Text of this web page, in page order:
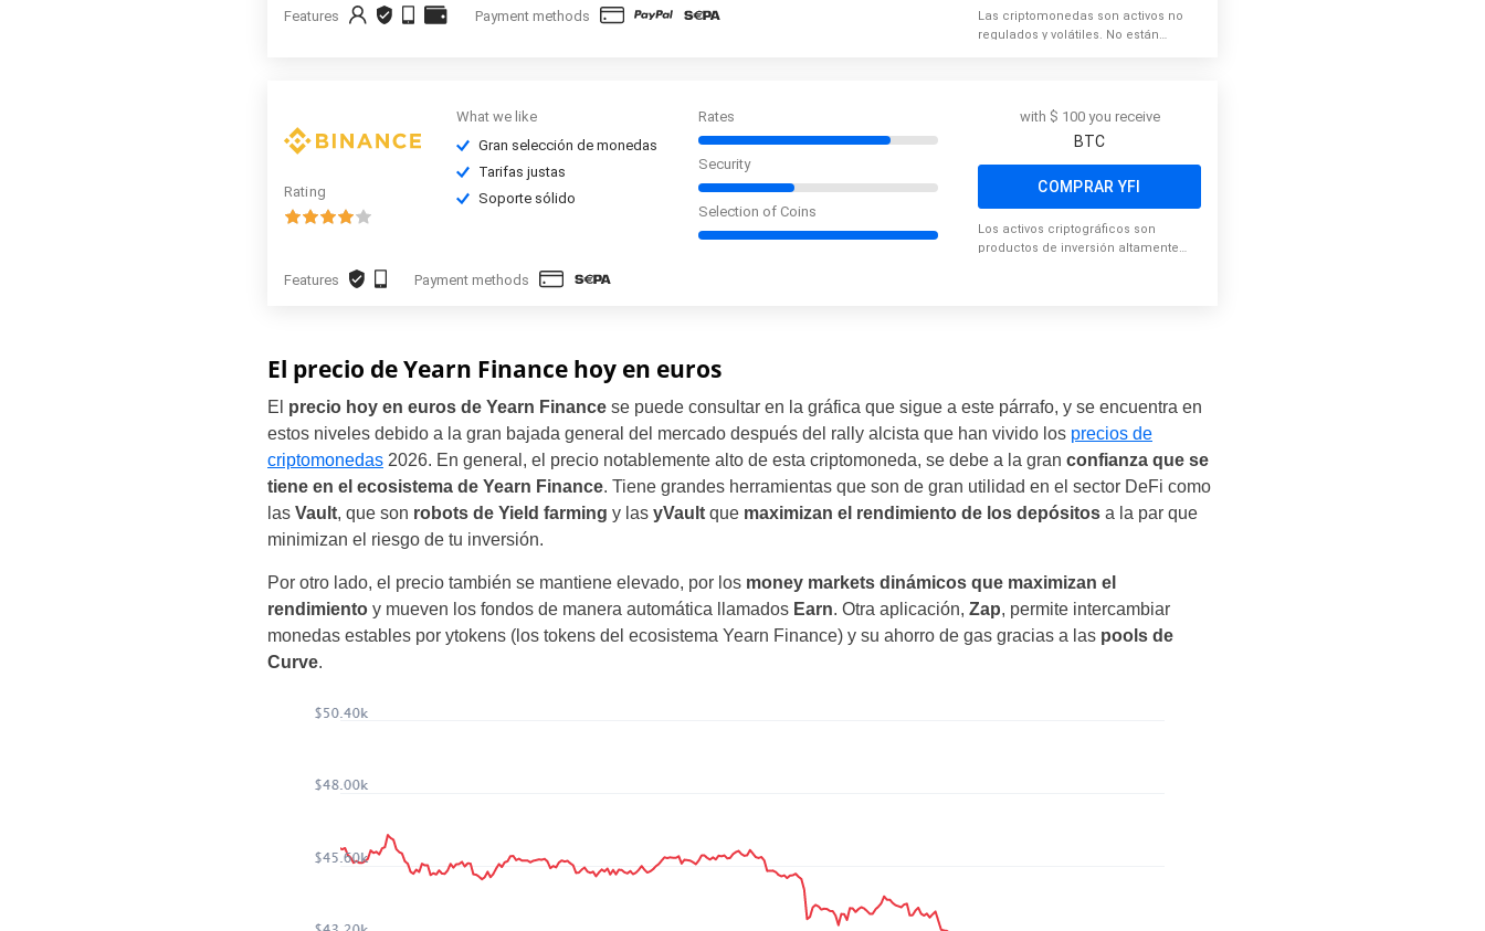
Chile
Colombia
Argentina
Peru
Features Payment methods
Las criptomonedas son activos no
regulados y volátiles. No están
Rating
What we like
Gran selección de monedas
Tarifas justas
Soporte sólido
Rates
Security
Selection of Coins
Features Payment methods
with $ 100 you receive
BTC
COMPRAR YFI
Los activos criptográficos son
productos de inversión altamente
El precio de Yearn Finance hoy en euros
El precio hoy en euros de Yearn Finance se puede consultar en la gráfica que sigue a este párrafo, y se encuentra en
estos niveles debido a la gran bajada general del mercado después del rally alcista que han vivido los precios de
criptomonedas 2026. En general, el precio notablemente alto de esta criptomoneda, se debe a la gran confianza que se
tiene en el ecosistema de Yearn Finance. Tiene grandes herramientas que son de gran utilidad en el sector DeFi como
las Vault, que son robots de Yield farming y las yVault que maximizan el rendimiento de los depósitos a la par que
minimizan el riesgo de tu inversión.
Por otro lado, el precio también se mantiene elevado, por los money markets dinámicos que maximizan el
rendimiento y mueven los fondos de manera automática llamados Earn. Otra aplicación, Zap, permite intercambiar
monedas estables por ytokens (los tokens del ecosistema Yearn Finance) y su ahorro de gas gracias a las pools de
Curve.